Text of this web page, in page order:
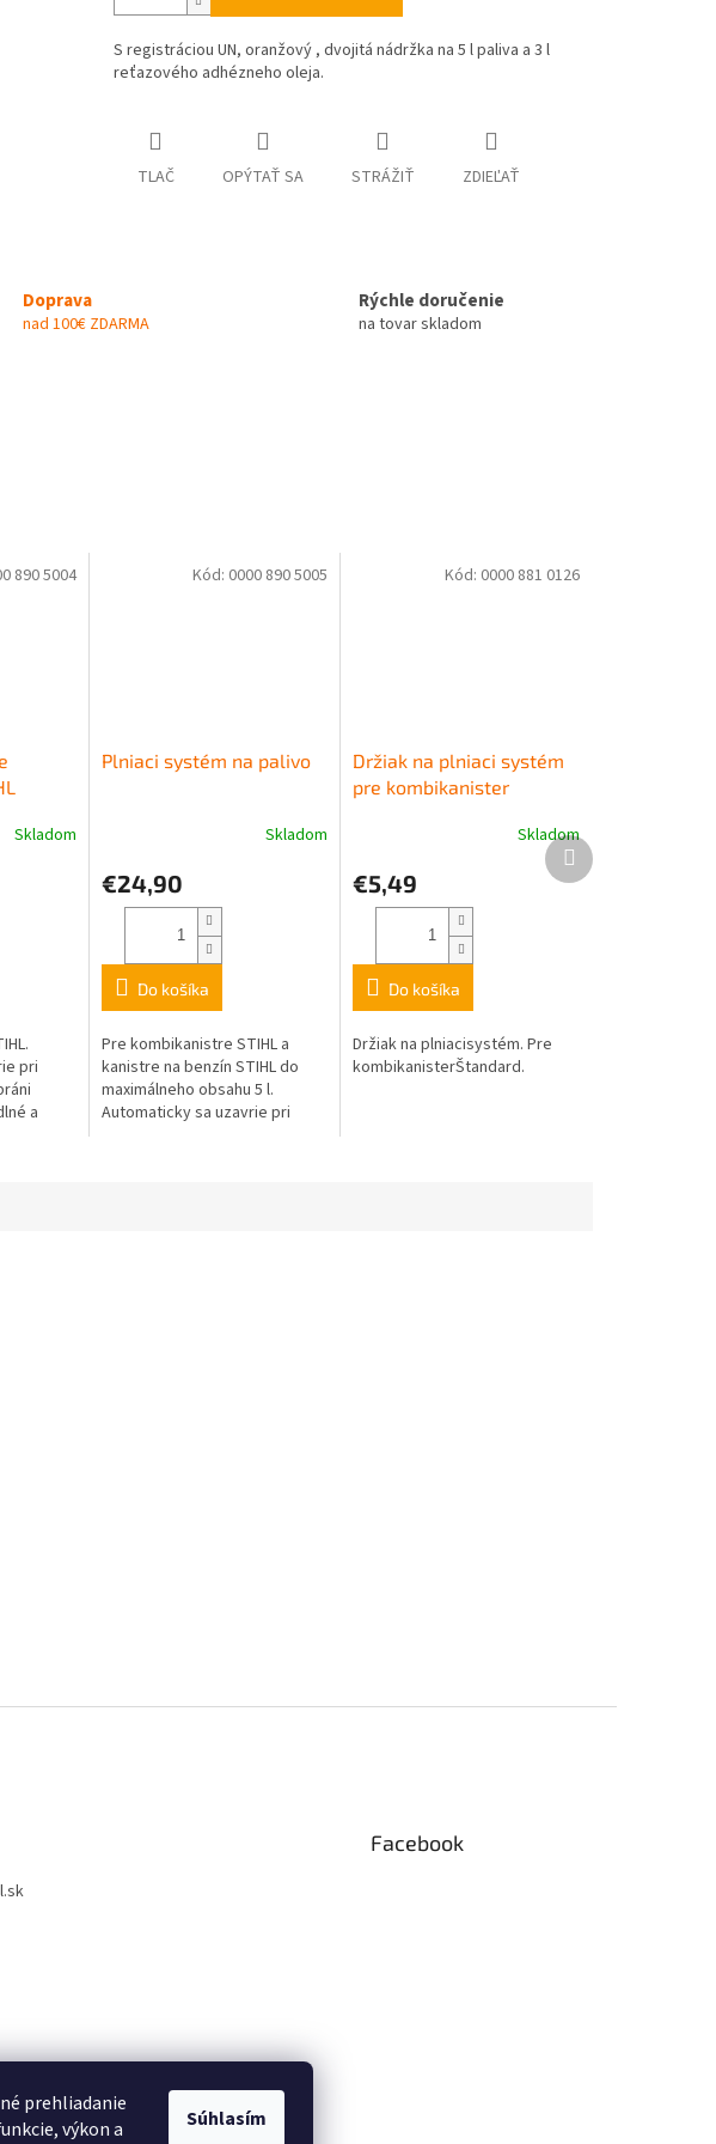
prehliadanie
výkon a
Súhlasím
S registráciou UN, oranžový , dvojitá nádržka na 5 l paliva a 3 l
reťazového adhézneho oleja.
TLAČ OPÝTAŤ SA STRÁŽIŤ ZDIEĽAŤ
Doprava
nad 100€ ZDARMA
Rýchle doručenie
na tovar skladom
Skladom
pri
a
890 5004
Plniaci systém na palivo
Skladom
€24,90
Do košíka
Pre kombikanistre STIHL a
kanistre na benzín STIHL do
maximálneho obsahu 5 l.
Automaticky sa uzavrie pri
Kód: 0000 890 5005
Držiak na plniaci systém
pre kombikanister
Skladom
€5,49
Do košíka
Držiak na plniacisystém. Pre
kombikanisterŠtandard.
Kód: 0000 881 0126
Ďalší
produkt
Facebook